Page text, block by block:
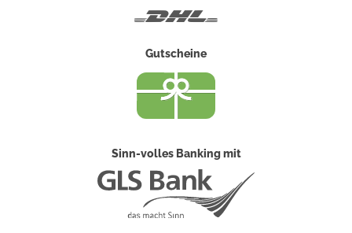
Gutscheine
Sinn-volles Banking mit